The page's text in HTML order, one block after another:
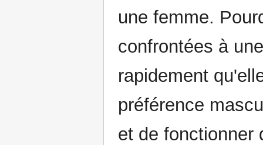
une femme.
confrontées à
rapidement
préférence
et de fonctionner